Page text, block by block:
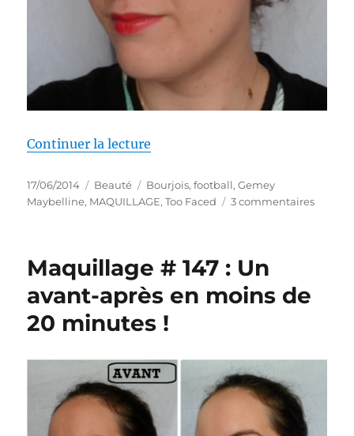
Continuer la lecture
Publié
le
17/06/2014 Catégories
Beauté Étiquettes
Bourjois,football,Gemey
Maybelline, MAQUILLAGE,Too Faced 3 commentairessur
Maquillage # 147 : Un
avant-après en moins de
20 minutes !